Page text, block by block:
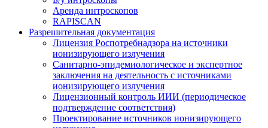
Аренда интроскопов
RAPISCAN
Разрешительная документация
Лицензия Роспотребнадзора на источники
ионизирующего излучения
Санитарно-эпидемиологическое и экспертное
заключения на деятельность с источниками
ионизирующего излучения
Лицензионный контроль ИИИ (периодическое
подтверждение соответствия)
Проектирование источников ионизирующего